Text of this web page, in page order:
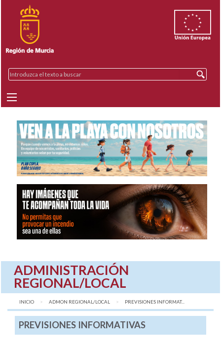
ADMINISTRACIÓN
REGIONAL/LOCAL
INICIO ADMON REGIONAL/LOCAL AQUÍ:
PREVISIONES INFORMAT...
PREVISIONES INFORMATIVAS